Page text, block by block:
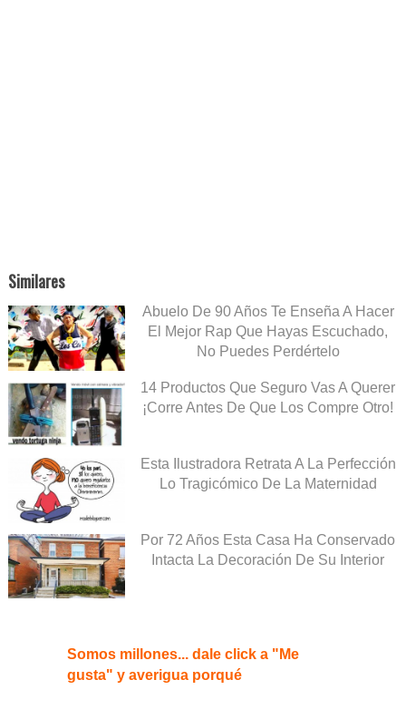
Similares
Abuelo De 90 Años Te Enseña A Hacer
El Mejor Rap Que Hayas Escuchado,
No Puedes Perdértelo
14 Productos Que Seguro Vas A Querer
¡Corre Antes De Que Los Compre Otro!
Esta Ilustradora Retrata A La Perfección
Lo Tragicómico De La Maternidad
Por 72 Años Esta Casa Ha Conservado
Intacta La Decoración De Su Interior
Somos millones... dale click a "Me
gusta" y averigua porqué